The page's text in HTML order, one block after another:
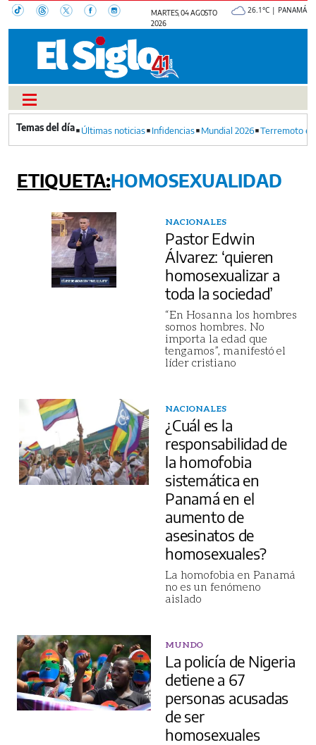
MARTES, 04 AGOSTO
2026
26.1°C | PANAMÁ
Últimas noticias Infidencias Mundial 2026 Terremoto
HOMOSEXUALIDAD
NACIONALES
Pastor Edwin
Álvarez: ‘quieren
homosexualizar a
toda la sociedad’
“En Hosanna los hombres
somos hombres. No
importa la edad que
tengamos”, manifestó el
líder cristiano
NACIONALES
¿Cuál es la
responsabilidad de
la homofobia
sistemática en
Panamá en el
aumento de
asesinatos de
homosexuales?
La homofobia en Panamá
no es un fenómeno
aislado
MUNDO
La policía de Nigeria
detiene a 67
personas acusadas
de ser
homosexuales